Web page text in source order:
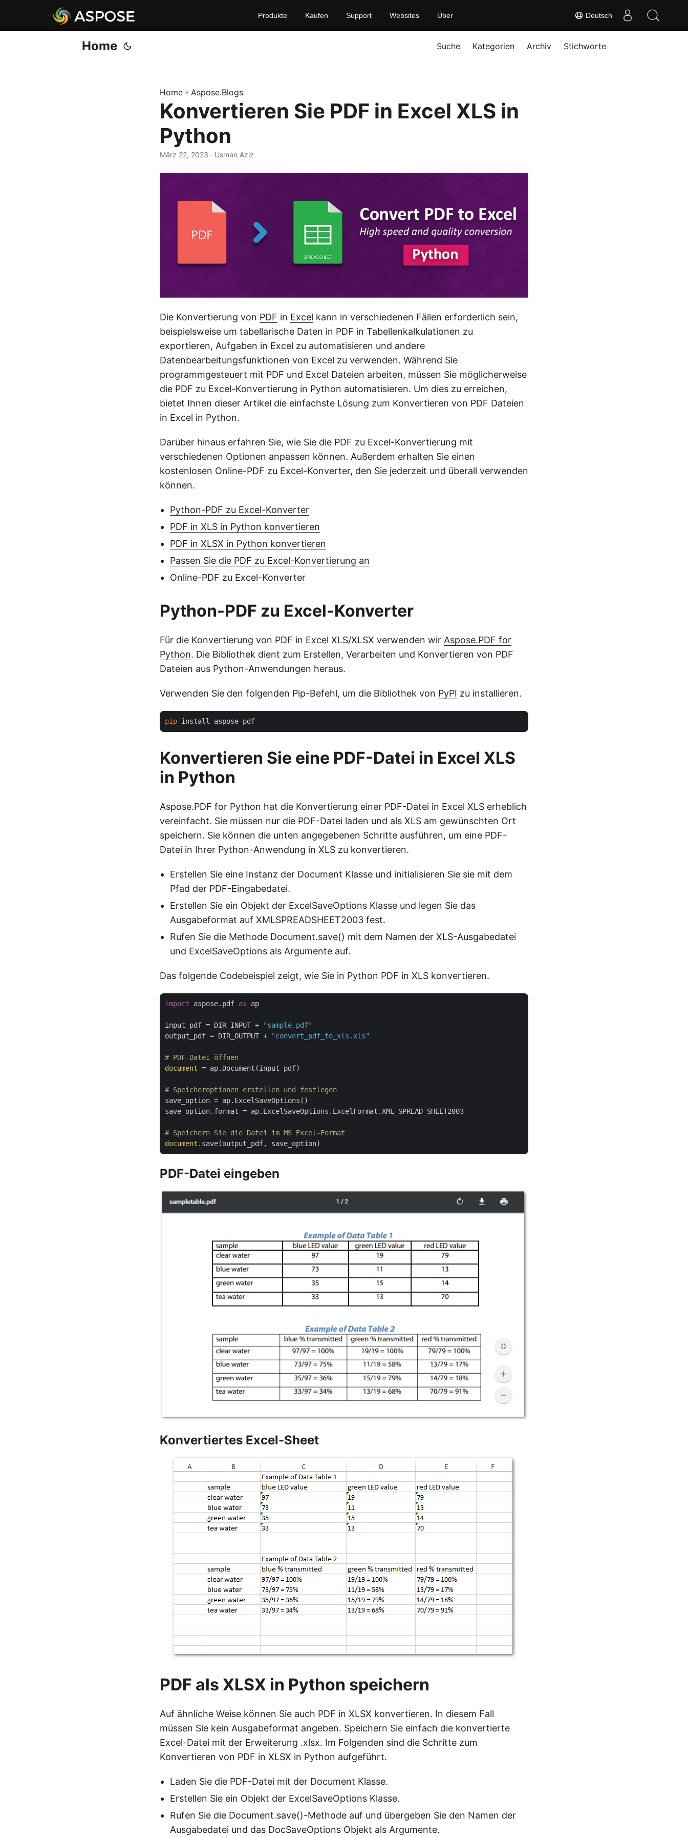
Deutsch
Produkte Kaufen Support Websites Über
Home Suche Kategorien Archiv Stichworte
Home » Aspose.Blogs
Konvertieren Sie PDF in Excel XLS in
Python
März 22, 2023 · Usman Aziz
Die Konvertierung von PDF in Excel kann in verschiedenen Fällen erforderlich sein,
beispielsweise um tabellarische Daten in PDF in Tabellenkalkulationen zu
exportieren, Aufgaben in Excel zu automatisieren und andere
Datenbearbeitungsfunktionen von Excel zu verwenden. Während Sie
programmgesteuert mit PDF und Excel Dateien arbeiten, müssen Sie möglicherweise
die PDF zu Excel-Konvertierung in Python automatisieren. Um dies zu erreichen,
bietet Ihnen dieser Artikel die einfachste Lösung zum Konvertieren von PDF Dateien
in Excel in Python.
Darüber hinaus erfahren Sie, wie Sie die PDF zu Excel-Konvertierung mit
verschiedenen Optionen anpassen können. Außerdem erhalten Sie einen
kostenlosen Online-PDF zu Excel-Konverter, den Sie jederzeit und überall verwenden
können.
Python-PDF zu Excel-Konverter
PDF in XLS in Python konvertieren
PDF in XLSX in Python konvertieren
Passen Sie die PDF zu Excel-Konvertierung an
Online-PDF zu Excel-Konverter
Python-PDF zu Excel-Konverter
Für die Konvertierung von PDF in Excel XLS/XLSX verwenden wir Aspose.PDF for
Python. Die Bibliothek dient zum Erstellen, Verarbeiten und Konvertieren von PDF
Dateien aus Python-Anwendungen heraus.
Verwenden Sie den folgenden Pip-Befehl, um die Bibliothek von PyPI zu installieren.
pip
Konvertieren Sie eine PDF-Datei in Excel XLS
in Python
Aspose.PDF for Python hat die Konvertierung einer PDF-Datei in Excel XLS erheblich
vereinfacht. Sie müssen nur die PDF-Datei laden und als XLS am gewünschten Ort
speichern. Sie können die unten angegebenen Schritte ausführen, um eine PDF-
Datei in Ihrer Python-Anwendung in XLS zu konvertieren.
Erstellen Sie eine Instanz der Document Klasse und initialisieren Sie sie mit dem
Pfad der PDF-Eingabedatei.
Erstellen Sie ein Objekt der ExcelSaveOptions Klasse und legen Sie das
Ausgabeformat auf XMLSPREADSHEET2003 fest.
Rufen Sie die Methode Document.save() mit dem Namen der XLS-Ausgabedatei
und ExcelSaveOptions als Argumente auf.
Das folgende Codebeispiel zeigt, wie Sie in Python PDF in XLS konvertieren.
import aspose.pdf as ap
input_pdf = DIR_INPUT +
"sample.pdf"
output_pdf = DIR_OUTPUT +
"convert_pdf_to_xls.xls"
# PDF-Datei öffnen
document = ap.Document(input_pdf)
# Speicheroptionen erstellen und festlegen
save_option = ap.ExcelSaveOptions()
save_option.format = ap.ExcelSaveOptions.ExcelFormat.XML_SPREAD_SHEET2003
# Speichern Sie die Datei im MS Excel-Format
document
PDF-Datei eingeben
Konvertiertes Excel-Sheet
PDF als XLSX in Python speichern
Auf ähnliche Weise können Sie auch PDF in XLSX konvertieren. In diesem Fall
müssen Sie kein Ausgabeformat angeben. Speichern Sie einfach die konvertierte
Excel-Datei mit der Erweiterung .xlsx. Im Folgenden sind die Schritte zum
Konvertieren von PDF in XLSX in Python aufgeführt.
Laden Sie die PDF-Datei mit der Document Klasse.
Erstellen Sie ein Objekt der ExcelSaveOptions Klasse.
Rufen Sie die Document.save()-Methode auf und übergeben Sie den Namen der
Ausgabedatei und das DocSaveOptions Objekt als Argumente.